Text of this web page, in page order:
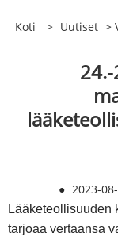
Koti > Uutiset >
● 2023-
Lääketeollisuuden
tarjoaa vertaansa